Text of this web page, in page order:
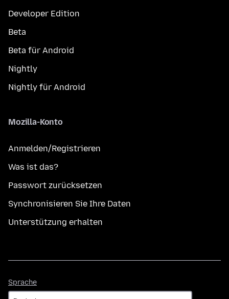
Developer Edition
Beta
Beta für Android
Nightly
Nightly für Android
Mozilla-Konto
Anmelden/Registrieren
Was ist das?
Passwort zurücksetzen
Synchronisieren Sie Ihre Daten
Unterstützung erhalten
Sprache